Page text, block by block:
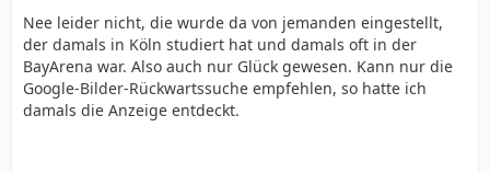
Nee leider nicht, die wurde da von jemanden eingestellt,
der damals in Köln studiert hat und damals oft in der
BayArena war. Also auch nur Glück gewesen. Kann nur die
Google-Bilder-Rückwartssuche empfehlen, so hatte ich
damals die Anzeige entdeckt.